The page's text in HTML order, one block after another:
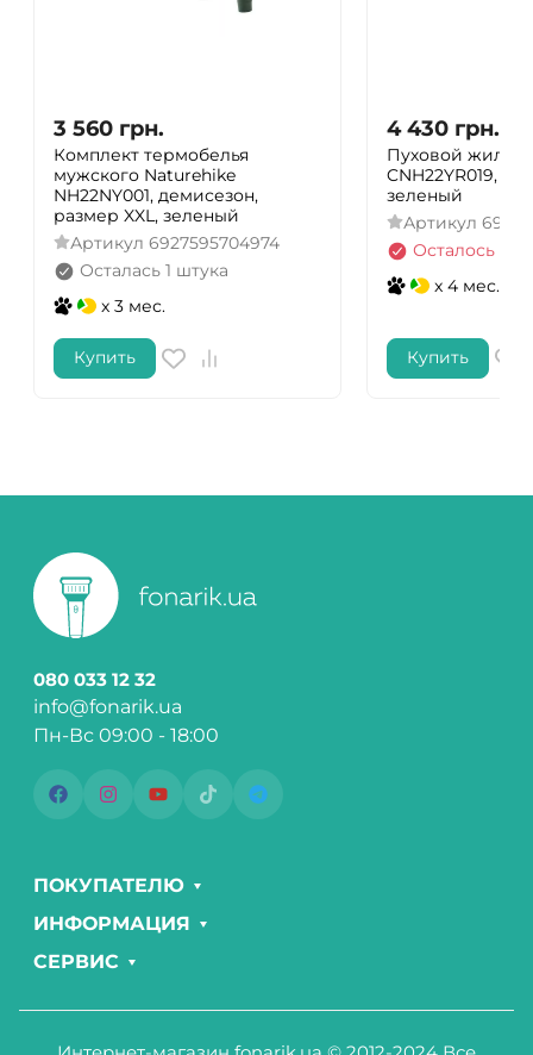
3 560 грн.
Комплект термобелья
мужского Naturehike
NH22NY001, демисезон,
размер XXL, зеленый
Артикул 6927595704974
Осталась 1 штука
x 3 мес.
Купить
4 430 грн.
Пуховой жилет
CNH22YR019,
зеленый
Артикул
Осталось
x 4 мес.
Купить
080 033 12 32
info@fonarik.ua
Пн-Вс 09:00 - 18:00
ПОКУПАТЕЛЮ
ИНФОРМАЦИЯ
СЕРВИС